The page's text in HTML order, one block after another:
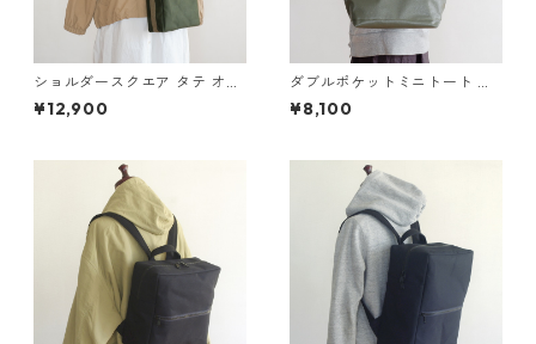
ショルダースクエア タテ オリ
ーブドラブ / 6号帆布
¥12,900
ダブルポケットミニトート オ
リーブドラブ / ポリエステル
帆布
¥8,100